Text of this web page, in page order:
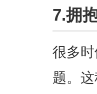
7.拥
很多
题。